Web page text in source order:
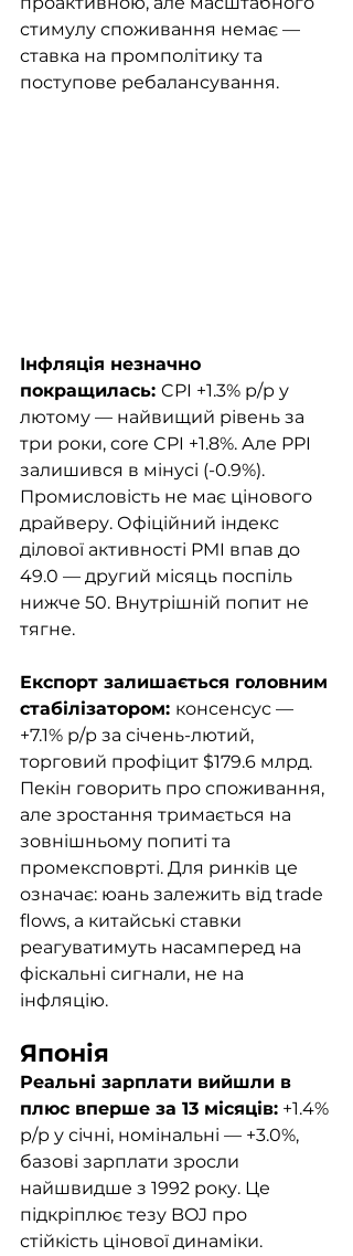
стимулу споживання немає —
ставка на промполітику та
поступове ребалансування.
Інфляція незначно
покращилась: CPI +1.3% р/р у
лютому — найвищий рівень за
три роки, core CPI +1.8%. Але PPI
залишився в мінусі (-0.9%).
Промисловість не має цінового
драйверу. Офіційний індекс
ділової активності PMI впав до
49.0 — другий місяць поспіль
нижче 50. Внутрішній попит не
тягне.
Експорт залишається головним
стабілізатором: консенсус —
+7.1% р/р за січень-лютий,
торговий профіцит $179.6 млрд.
Пекін говорить про споживання,
але зростання тримається на
зовнішньому попиті та
промексповрті. Для ринків це
означає: юань залежить від trade
flows, а китайські ставки
реагуватимуть насамперед на
фіскальні сигнали, не на
інфляцію.
Японія
Реальні зарплати вийшли в
плюс вперше за 13 місяців: +1.4%
р/р у січні, номінальні — +3.0%,
базові зарплати зросли
найшвидше з 1992 року. Це
підкріплює тезу BOJ про
стійкість цінової динаміки.